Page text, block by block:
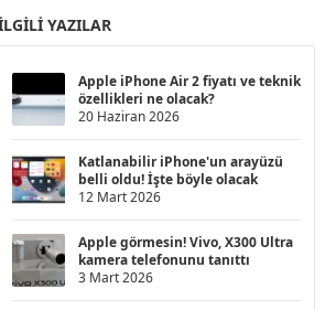
YAZILAR
Apple iPhone Air 2 fiyatı ve teknik
özellikleri ne olacak?
20 Haziran 2026
Katlanabilir iPhone'un arayüzü
belli oldu! İşte böyle olacak
12 Mart 2026
Apple görmesin! Vivo, X300 Ultra
kamera telefonunu tanıttı
3 Mart 2026